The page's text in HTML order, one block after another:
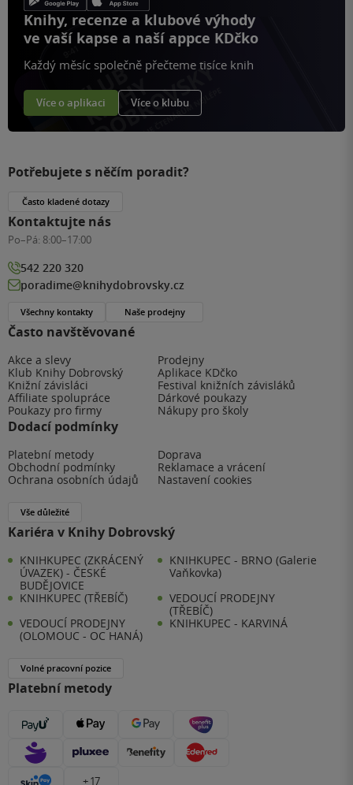
Knihy, recenze a klubové výhody
ve vaší kapse a naší appce KDčko
Každý měsíc společně přečteme tisíce knih
Více o aplikaci Více o klubu
Často navštěvované
Akce a slevy
Prodejny
Klub Knihy Dobrovský
Aplikace KDčko
Knižní závisláci
Festival knižních závisláků
Affiliate spolupráce
Dárkové poukazy
Poukazy pro firmy
Nákupy pro školy
Dodací podmínky
Platební metody
Doprava
Obchodní podmínky
Reklamace a vrácení
Ochrana osobních údajů
Nastavení cookies
Vše důležité
Kariéra v Knihy Dobrovský
KNIHKUPEC (ZKRÁCENÝ
ÚVAZEK) - ČESKÉ
BUDĚJOVICE
KNIHKUPEC - BRNO (Galerie
Vaňkovka)
KNIHKUPEC (TŘEBÍČ)
VEDOUCÍ PRODEJNY
(TŘEBÍČ)
VEDOUCÍ PRODEJNY
(OLOMOUC - OC HANÁ)
KNIHKUPEC - KARVINÁ
Volné pracovní pozice
Platební metody
+ 17
Potřebujete s něčím poradit?
Často kladené dotazy
Kontaktujte nás
Po–Pá: 8:00–17:00
542 220 320
poradime@knihydobrovsky.cz
Všechny kontakty Naše prodejny